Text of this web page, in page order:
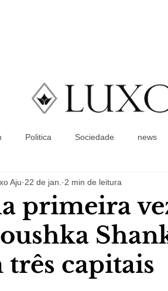
Politica Sociedade news
primeira
três capitais
Aju 22 de jan. 2 min de leitura